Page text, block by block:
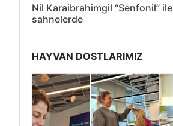
Nil Karaibrahimgil “Senfonil” ile
sahnelerde
HAYVAN DOSTLARIMIZ